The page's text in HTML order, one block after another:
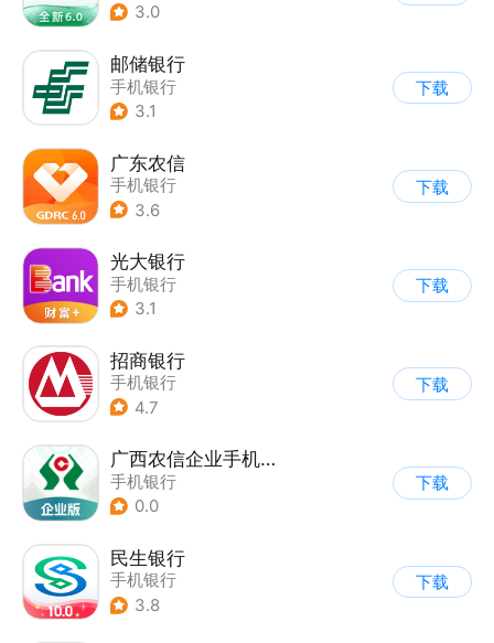
3.0
邮储银行
手机银行
3.1
下载
广东农信
手机银行
3.6
下载
光大银行
手机银行
3.1
下载
招商银行
手机银行
4.7
下载
广西农信企业手机银行
手机银行
0.0
下载
民生银行
手机银行
3.8
下载